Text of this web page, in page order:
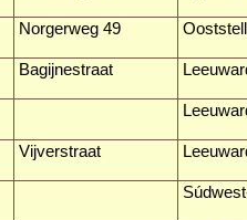
Norgerweg 49
Bagijnestraat
Vijverstraat